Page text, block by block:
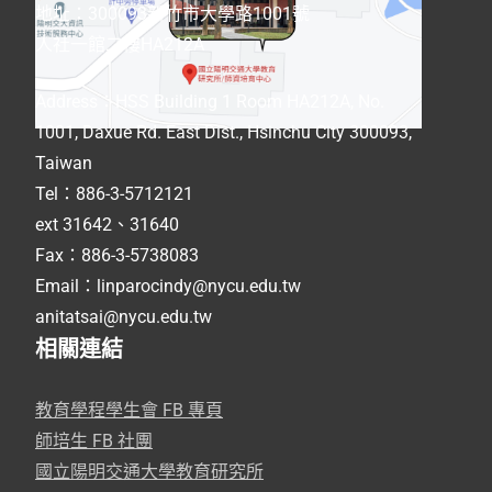
地址：300093新竹市大學路1001號
人社一館二樓HA212A
1001, Daxue Rd. East Dist., Hsinchu City 300093,
Taiwan
Tel：886-3-5712121
ext 31642、31640
Fax：886-3-5738083
Email：linparocindy@nycu.edu.tw
anitatsai@nycu.edu.tw
相關連結
教育學程學生會 FB 專頁
師培生 FB 社團
國立陽明交通大學教育研究所